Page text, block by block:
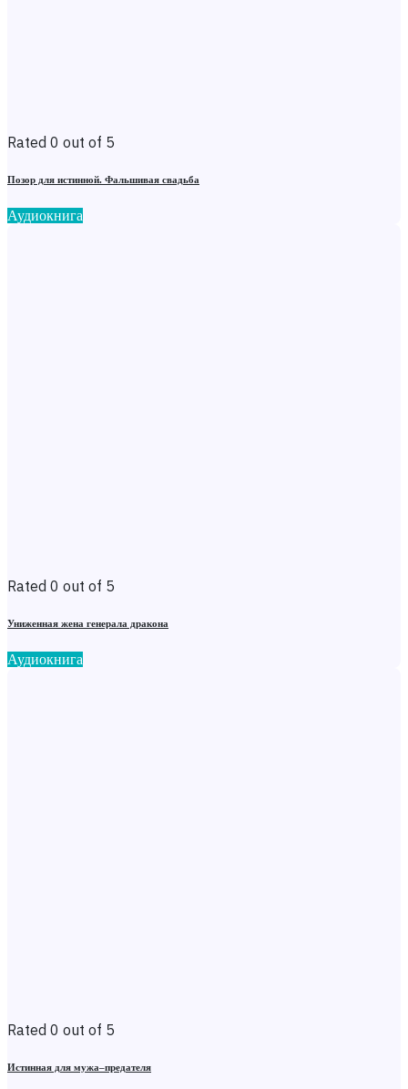
Rated 0 out of 5
Позор для истинной. Фальшивая свадьба
Аудиокнига
Rated 0 out of 5
Униженная жена генерала дракона
Аудиокнига
Rated 0 out of 5
Истинная для мужа–предателя